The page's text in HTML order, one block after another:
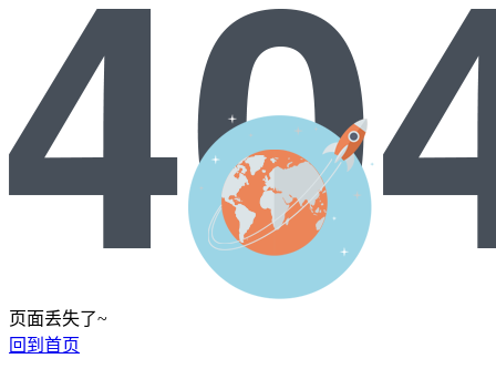
页面丢失了~
回到首页